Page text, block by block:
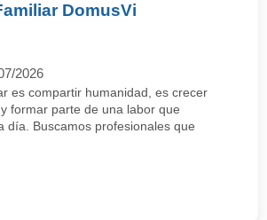
DomusVi
2026
es compartir humanidad, es crecer
formar parte de una labor que
día. Buscamos profesionales que